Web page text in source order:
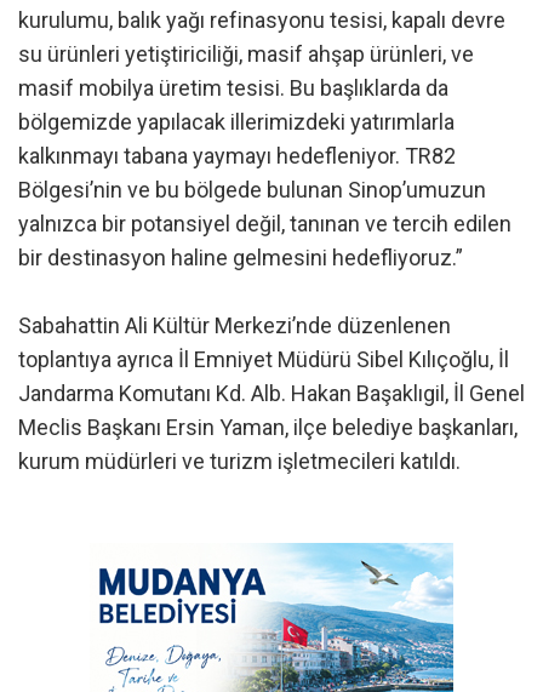
kurulumu, balık yağı refinasyonu tesisi, kapalı devre
su ürünleri yetiştiriciliği, masif ahşap ürünleri, ve
masif mobilya üretim tesisi. Bu başlıklarda da
bölgemizde yapılacak illerimizdeki yatırımlarla
kalkınmayı tabana yaymayı hedefleniyor. TR82
Bölgesi’nin ve bu bölgede bulunan Sinop’umuzun
yalnızca bir potansiyel değil, tanınan ve tercih edilen
bir destinasyon haline gelmesini hedefliyoruz.”
Sabahattin Ali Kültür Merkezi’nde düzenlenen
toplantıya ayrıca İl Emniyet Müdürü Sibel Kılıçoğlu, İl
Jandarma Komutanı Kd. Alb. Hakan Başaklıgil, İl Genel
Meclis Başkanı Ersin Yaman, ilçe belediye başkanları,
kurum müdürleri ve turizm işletmecileri katıldı.